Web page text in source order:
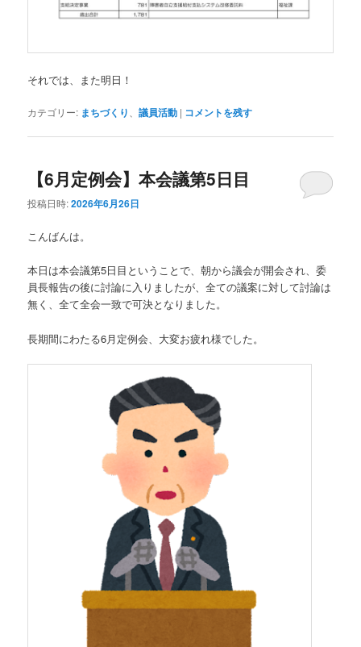
それでは、また明日！
カテゴリー: まちづくり 、議員活動 | コメントを残す
【6月定例会】本会議第5日目
投稿日時:2026年6月26日
こんばんは。
本日は本会議第5日目ということで、朝から議会が開会され、委
員長報告の後に討論に入りましたが、全ての議案に対して討論は
無く、全て全会一致で可決となりました。
長期間にわたる6月定例会、大変お疲れ様でした。